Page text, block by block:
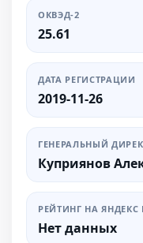
ОКВЭД-2
25.61
ДАТА РЕГИСТРАЦИИ
2019-11-26
ГЕНЕРАЛЬНЫЙ
Куприянов
РЕЙТИНГ НА ЯНДЕКС
Нет данных